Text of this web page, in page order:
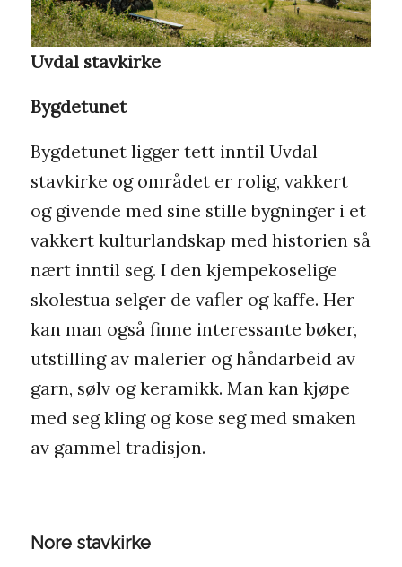
Uvdal stavkirke
Bygdetunet
Bygdetunet ligger tett inntil Uvdal
stavkirke og området er rolig, vakkert
og givende med sine stille bygninger i et
vakkert kulturlandskap med historien så
nært inntil seg. I den kjempekoselige
skolestua selger de vafler og kaffe. Her
kan man også finne interessante bøker,
utstilling av malerier og håndarbeid av
garn, sølv og keramikk. Man kan kjøpe
med seg kling og kose seg med smaken
av gammel tradisjon.
Nore stavkirke